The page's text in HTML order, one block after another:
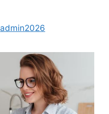
admin2026